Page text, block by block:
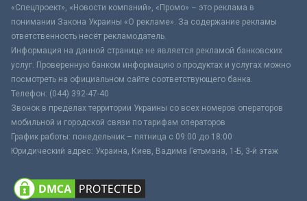
«Спецпроект», «Новости компаний», «Промо» – это реклама в
понимании Закона Украины «О рекламе». За содержание рекламы
ответственность несёт рекламодатель.
Информация на данной странице не является рекламой банковских
услуг. Проверенную банком информацию о продуктах и услугах можно
посмотреть на официальном сайте соответствующего банка.
Телефон: (044) 392-47-40
Звонок в пределах территории Украины со всех номеров операторов
мобильной и городской связи по тарифам операторов
График работы: понедельник – пятница с 09:00 до 18:00
Юридический адрес: Украина, Киев, Вадима Гетьмана, 1-Б, 3-й этаж